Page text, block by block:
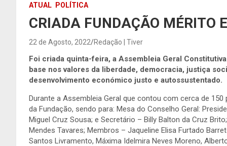
ATUAL POLÍTICA
CRIADA FUNDAÇÃO MÉRITO
22 de Agosto, 2022 Redação | Tiver
Foi criada quinta-feira, a Assembleia Geral
base nos valores da liberdade, democracia, justiça
desenvolvimento económico justo e autossustentado.
Durante a Assembleia Geral que contou com cerca de
da Fundação, sendo para: Mesa do Conselho Geral:
Miguel Cruz Sousa; e Secretário – Billy Balton da Cruz
Mendes Tavares; Membros – Jaqueline Elisa Furtado
Santos Livramento, Máxima Idelmira Neves Moreno,